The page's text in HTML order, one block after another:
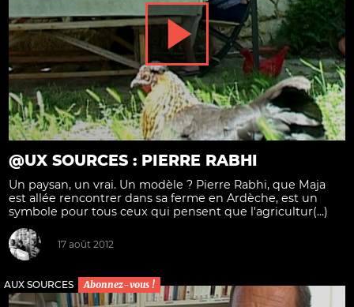
@UX SOURCES : PIERRE RABHI
Un paysan, un vrai. Un modèle ? Pierre Rabhi, que Maja
est allée rencontrer dans sa ferme en Ardèche, est un
symbole pour tous ceux qui pensent que l'agricultur(...)
17 août 2012
AUX SOURCES Abonnez-vous !